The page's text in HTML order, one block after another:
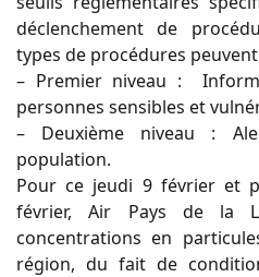
déclenchement de
types de procédures
– Premier niveau :
personnes sensibles et
– Deuxième niveau :
population.
Pour ce jeudi 9 février et
février, Air Pays de la
concentrations en
région, du fait de